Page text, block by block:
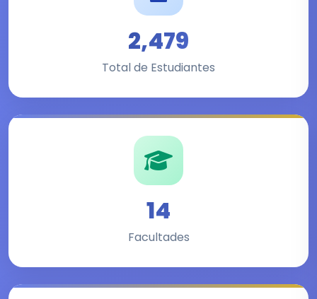
2,479
Total de Estudiantes
14
Facultades